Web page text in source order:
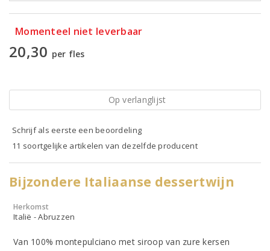
Momenteel niet leverbaar
20,30 per fles
Op verlanglijst
Schrijf als eerste een beoordeling
11 soortgelijke artikelen van dezelfde producent
Bijzondere Italiaanse dessertwijn
Herkomst
Italië - Abruzzen
Van 100% montepulciano met siroop van zure kersen